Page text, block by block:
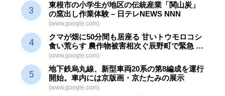
東根市の小学生が地区の伝統産業 「関山炭」
の窯出し作業体験 – 日テレNEWS NNN
(www.google.com)
クマが畑に50分間も居座る 甘いトウモロコシ
食い荒らす 農作物被害相次ぐ辰野町で緊急 …
(www.google.com)
地下鉄烏丸線、新型車両20系の第8編成を運行
開始。車内には京版画・京たたみの展示
(www.google.com)